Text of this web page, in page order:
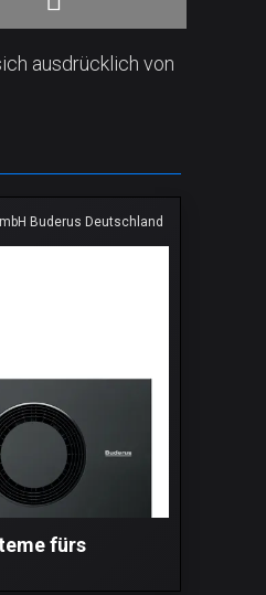
ausdrücklich von
Buderus Deutschland
fürs